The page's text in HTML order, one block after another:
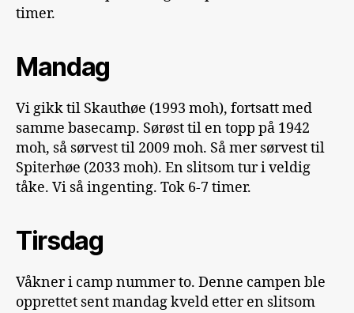
timer.
Mandag
Vi gikk til Skauthøe (1993 moh), fortsatt med
samme basecamp. Sørøst til en topp på 1942
moh, så sørvest til 2009 moh. Så mer sørvest til
Spiterhøe (2033 moh). En slitsom tur i veldig
tåke. Vi så ingenting. Tok 6-7 timer.
Tirsdag
Våkner i camp nummer to. Denne campen ble
opprettet sent mandag kveld etter en slitsom